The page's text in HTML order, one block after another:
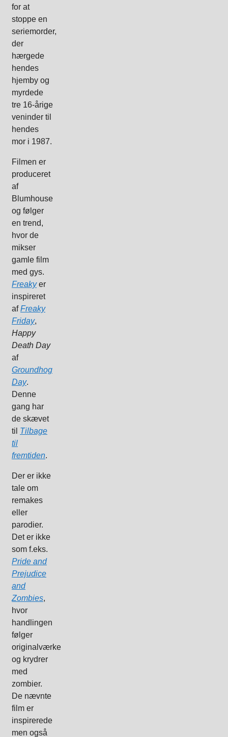
for at
stoppe en
seriemorder,
der
hærgede
hendes
hjemby og
myrdede
tre 16-årige
veninder til
hendes
mor i 1987.
Filmen er
produceret
af
Blumhouse
og følger
en trend,
hvor de
mikser
gamle film
med gys.
Freakyer
inspireret
afFreaky
Friday,
Happy
Death Day
af
Groundhog
Day.
Denne
gang har
de skævet
til Tilbage
til
fremtiden.
Der er ikke
tale om
remakes
eller
parodier.
Det er ikke
som f.eks.
Pride and
Prejudice
and
Zombies,
hvor
handlingen
følger
originalværket
og krydrer
med
zombier.
De nævnte
film er
inspirerede
men også